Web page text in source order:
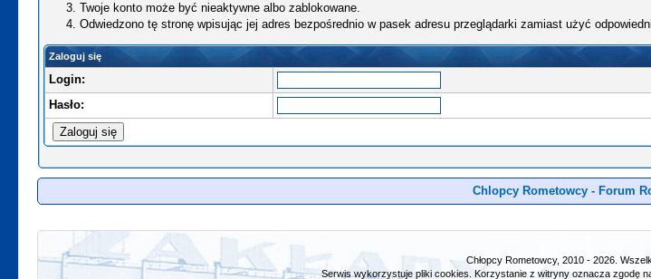
Twoje konto może być nieaktywne albo zablokowane.
Odwiedzono tę stronę wpisując jej adres bezpośrednio w pasek adresu przeglądarki zamiast użyć
Zaloguj się
Login:
Hasło:
Chlopcy Rometowcy - Forum
Chłopcy Rometowcy, 2010 - 2026.
Serwis wykorzystuje pliki cookies. Korzystanie z witryny oznacza zgodę